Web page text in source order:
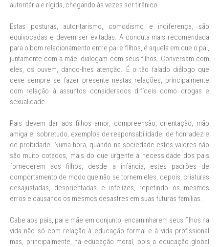
autoritária e rígida, chegando às vezes ser tirânico.
Estas posturas, autoritarismo, comodismo e indiferença, são
equivocadas e devem ser evitadas. A conduta mais recomendada
para o bom relacionamento entre pai e filhos, é aquela em que o pai,
juntamente com a mãe, dialogam com seus filhos. Conversam com
eles, os ouvem, dando-lhes atenção. É o tão falado diálogo que
deve sempre se fazer presente nestas relações, principalmente
com relação à assuntos considerados difíceis como drogas e
sexualidade.
Pais devem dar aos filhos amor, compreensão, orientação, mão
amiga e, sobretudo, exemplos de responsabilidade, de honradez e
de probidade. Numa hora, quando na sociedade estes valores não
são muito cotados, mais do que urgente a necessidade dos pais
fornecerem aos filhos, desde a infância, estes padrões de
comportamento de modo que não se tornem eles, depois, criaturas
desajustadas, desorientadas e infelizes, repetindo os mesmos
erros e causando os mesmos desastres em suas futuras famílias.
Cabe aos pais, pai e mãe em conjunto, encaminharem seus filhos na
vida não só com relação à educação formal e à vida profissional
mas, principalmente, na educação moral, pois a educação global